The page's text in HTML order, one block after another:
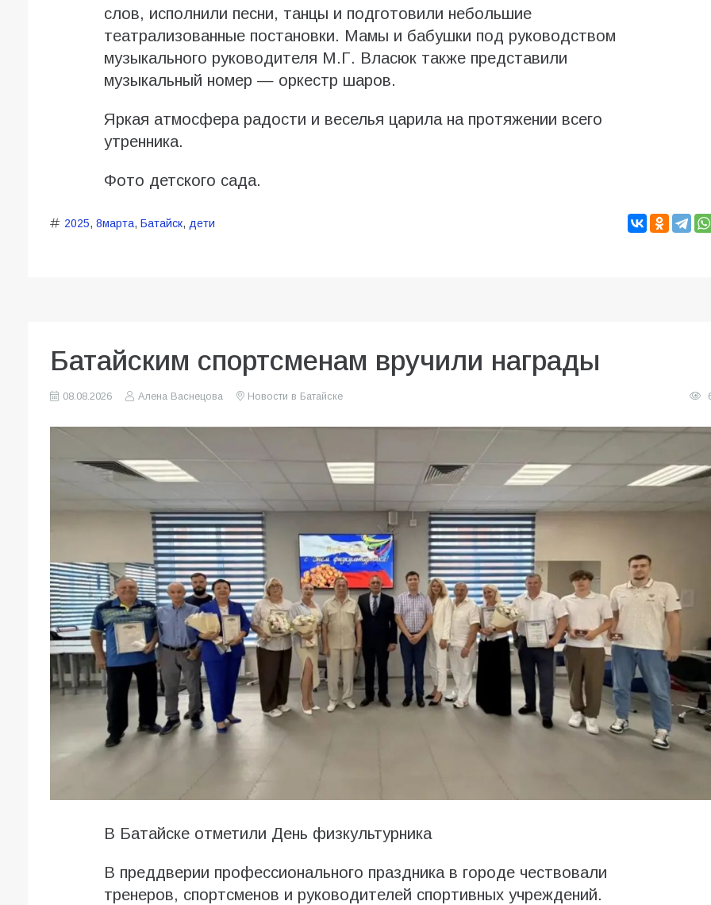
слов, исполнили песни, танцы и подготовили небольшие
театрализованные постановки. Мамы и бабушки под руководством
музыкального руководителя М.Г. Власюк также представили
музыкальный номер — оркестр шаров.
Яркая атмосфера радости и веселья царила на протяжении всего
утренника.
Фото детского сада.
2025, 8марта, Батайск, дети
Батайским спортсменам вручили награды
08.08.2026 Алена Васнецова Новости в Батайске
В Батайске отметили День физкультурника
В преддверии профессионального праздника в городе чествовали
тренеров, спортсменов и руководителей спортивных учреждений.